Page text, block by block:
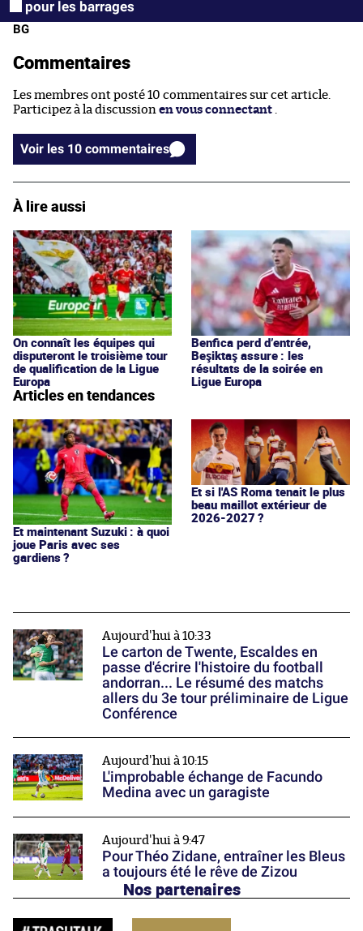
pour les barrages
BG
Commentaires
Les membres ont posté 10 commentaires sur cet article.
Participez à la discussion en vous connectant
Voir les 10 commentaires
À lire aussi
On connaît les équipes qui
disputeront le troisième tour
de qualification de la Ligue
Europa
Benfica perd d’entrée,
Beşiktaş assure : les
résultats de la soirée en
Ligue Europa
Articles en tendances
Et maintenant Suzuki : à quoi
joue Paris avec ses
gardiens ?
Et si l'AS Roma tenait le plus
beau maillot extérieur de
2026-2027 ?
Aujourd'hui à 10:33
Le carton de Twente, Escaldes en
passe d'écrire l'histoire du football
andorran... Le résumé des matchs
allers du 3e tour préliminaire de Ligue
Conférence
Aujourd'hui à 10:15
L'improbable échange de Facundo
Medina avec un garagiste
Aujourd'hui à 9:47
Pour Théo Zidane, entraîner les Bleus
a toujours été le rêve de Zizou
Nos partenaires